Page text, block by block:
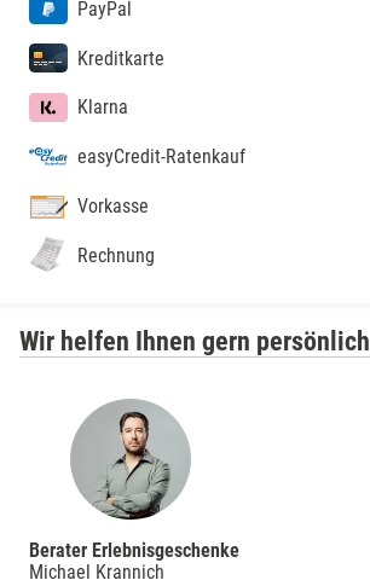
PayPal
Kreditkarte
Klarna
easyCredit-Ratenkauf
Vorkasse
Rechnung
Wir helfen Ihnen gern persönlich
Berater Erlebnisgeschenke
Michael Krannich